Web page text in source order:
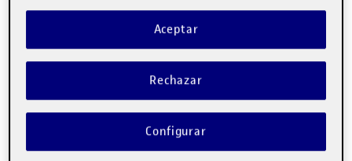
Fecha de publicacióncomentario
DEBATE CONTRIBUTION
0
EN PEC4: PROYECTO ACRÍLICO
Rechazar
Aceptar
Configurar